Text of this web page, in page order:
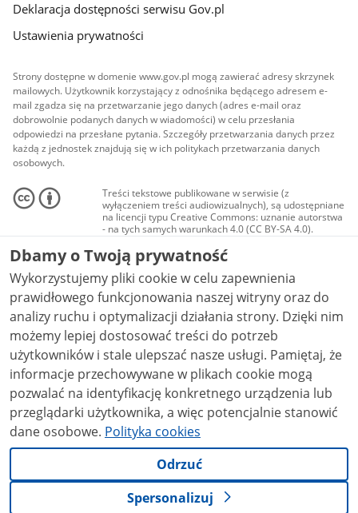
Deklaracja dostępności serwisu Gov.pl
Ustawienia prywatności
Strony dostępne w domenie www.gov.pl mogą zawierać adresy skrzynek
mailowych. Użytkownik korzystający z odnośnika będącego adresem e-
mail zgadza się na przetwarzanie jego danych (adres e-mail oraz
dobrowolnie podanych danych w wiadomości) w celu przesłania
odpowiedzi na przesłane pytania. Szczegóły przetwarzania danych przez
każdą z jednostek znajdują się w ich politykach przetwarzania danych
osobowych.
Treści tekstowe publikowane w serwisie (z
wyłączeniem treści audiowizualnych), są udostępniane
na licencji typu Creative Commons: uznanie autorstwa
- na tych samych warunkach 4.0 (CC BY-SA 4.0).
Materiały audiowizualne, w tym zdjęcia, materiały
audio i wideo, są udostępniane na licencji typu
Creative Commons: uznanie autorstwa użycie
niekomercyjne - bez utworów zależnych 4.0 (CC BY-
NC-ND 4.0), o ile nie jest to stwierdzone inaczej.
Dbamy o Twoją prywatność
Wykorzystujemy pliki cookie w celu zapewnienia
prawidłowego funkcjonowania naszej witryny oraz do
analizy ruchu i optymalizacji działania strony. Dzięki nim
możemy lepiej dostosować treści do potrzeb
użytkowników i stale ulepszać nasze usługi. Pamiętaj, że
informacje przechowywane w plikach cookie mogą
pozwalać na identyfikację konkretnego urządzenia lub
przeglądarki użytkownika, a więc potencjalnie stanowić
dane osobowe. Polityka cookies
Odrzuć
Spersonalizuj